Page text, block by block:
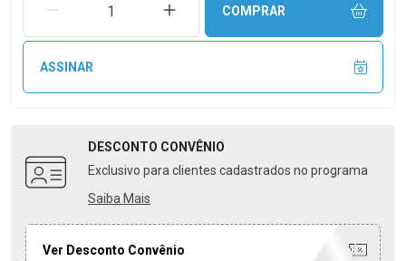
REMOVER UMA UNIDADEAUMENTAR UMA UNIDADE
COMPRAR
ASSINAR
DESCONTO CONVÊNIO
Exclusivo para clientes cadastrados no programa
Saiba Mais
Ver Desconto Convênio